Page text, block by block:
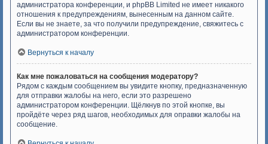
администратора конференции, и phpBB Limited не имеет никакого
отношения к предупреждениям, вынесенным на данном сайте.
Если вы не знаете, за что получили предупреждение, свяжитесь с
администратором конференции.
Вернуться к началу
Как мне пожаловаться на сообщения модератору?
Рядом с каждым сообщением вы увидите кнопку, предназначенную
для отправки жалобы на него, если это разрешено
администратором конференции. Щёлкнув по этой кнопке, вы
пройдёте через ряд шагов, необходимых для оправки жалобы на
сообщение.